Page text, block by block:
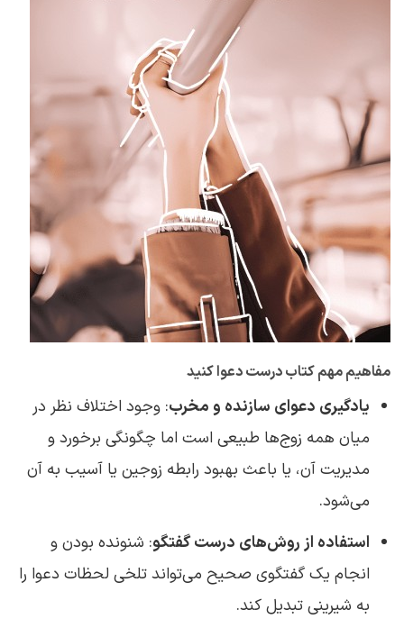
مفاهیم مهم کتاب درست دعوا کنید
یادگیری دعوای سازنده و مخرب: وجود اختلاف نظر در
میان همه زوج‌ها طبیعی است اما چگونگی برخورد و
مدیریت آن، یا باعث بهبود رابطه زوجین یا آسیب به آن
می‌شود.
استفاده از روش‌های درست گفتگو: شنونده بودن و
انجام یک گفتگوی صحیح می‌تواند تلخی لحظات دعوا را
به شیرینی تبدیل کند.